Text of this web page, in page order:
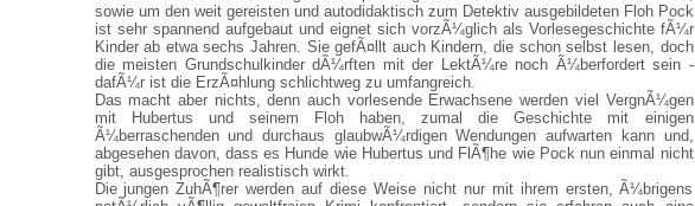
sowie um den weit gereisten und autodidaktisch zum Detektiv ausgebildeten Floh Pock
ist sehr spannend aufgebaut und eignet sich vorzÃ¼glich als Vorlesegeschichte fÃ¼r
Kinder ab etwa sechs Jahren. Sie gefÃ¤llt auch Kindern, die schon selbst lesen, doch
die meisten Grundschulkinder dÃ¼rften mit der LektÃ¼re noch Ã¼berfordert sein -
dafÃ¼r ist die ErzÃ¤hlung schlichtweg zu umfangreich.
Das macht aber nichts, denn auch vorlesende Erwachsene werden viel VergnÃ¼gen
mit Hubertus und seinem Floh haben, zumal die Geschichte mit einigen
Ã¼berraschenden und durchaus glaubwÃ¼rdigen Wendungen aufwarten kann und,
abgesehen davon, dass es Hunde wie Hubertus und FlÃ¶he wie Pock nun einmal nicht
gibt, ausgesprochen realistisch wirkt.
Die jungen ZuhÃ¶rer werden auf diese Weise nicht nur mit ihrem ersten, Ã¼brigens